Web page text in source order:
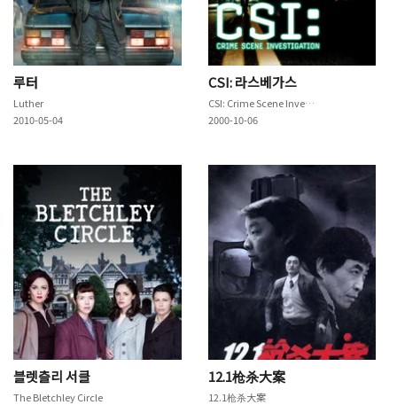
루터
Luther
2010-05-04
CSI: 라스베가스
CSI: Crime Scene Investigation
2000-10-06
블렛츨리 서클
The Bletchley Circle
12.1枪杀大案
12.1枪杀大案